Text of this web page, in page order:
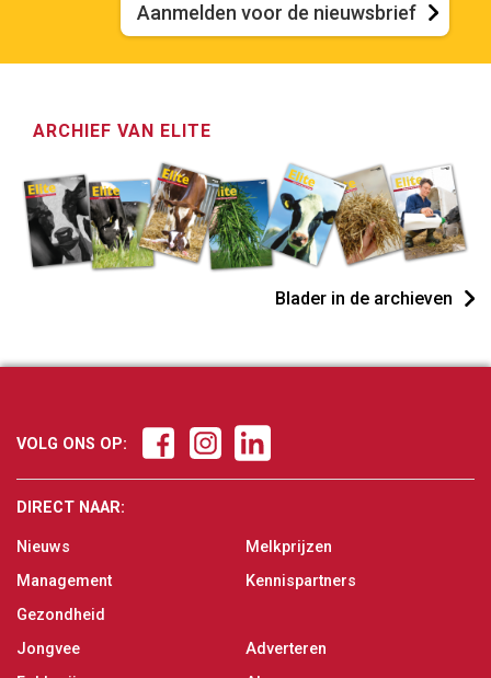
Aanmelden voor de nieuwsbrief
ARCHIEF VAN ELITE
Blader in de archieven
VOLG ONS OP:
DIRECT NAAR:
Nieuws
Management
Gezondheid
Jongvee
Melkprijzen
Kennispartners
Adverteren